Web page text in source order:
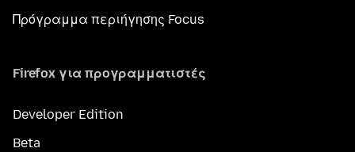
Πρόγραμμα περιήγησης Focus
Firefox για προγραμματιστές
Developer Edition
Beta